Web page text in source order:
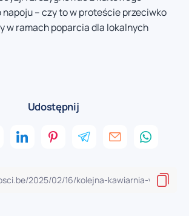
– czy to w proteście przeciwko
w ramach poparcia dla lokalnych
Udostępnij